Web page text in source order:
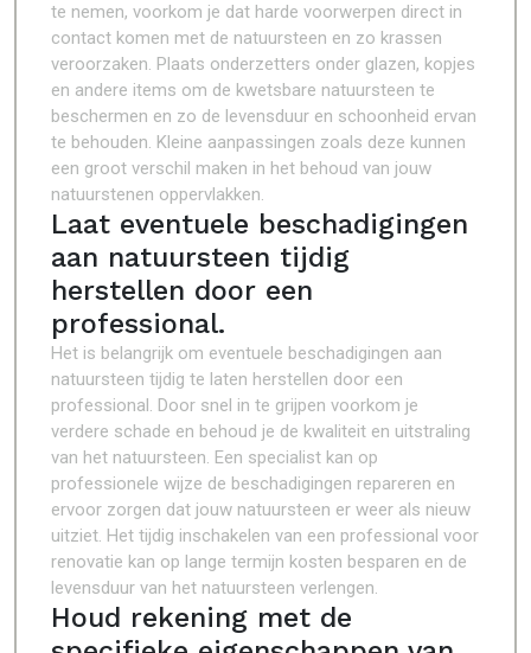
te nemen, voorkom je dat harde voorwerpen direct in
contact komen met de natuursteen en zo krassen
veroorzaken. Plaats onderzetters onder glazen, kopjes
en andere items om de kwetsbare natuursteen te
beschermen en zo de levensduur en schoonheid ervan
te behouden. Kleine aanpassingen zoals deze kunnen
een groot verschil maken in het behoud van jouw
natuurstenen oppervlakken.
Laat eventuele beschadigingen
aan natuursteen tijdig
herstellen door een
professional.
Het is belangrijk om eventuele beschadigingen aan
natuursteen tijdig te laten herstellen door een
professional. Door snel in te grijpen voorkom je
verdere schade en behoud je de kwaliteit en uitstraling
van het natuursteen. Een specialist kan op
professionele wijze de beschadigingen repareren en
ervoor zorgen dat jouw natuursteen er weer als nieuw
uitziet. Het tijdig inschakelen van een professional voor
renovatie kan op lange termijn kosten besparen en de
levensduur van het natuursteen verlengen.
Houd rekening met de